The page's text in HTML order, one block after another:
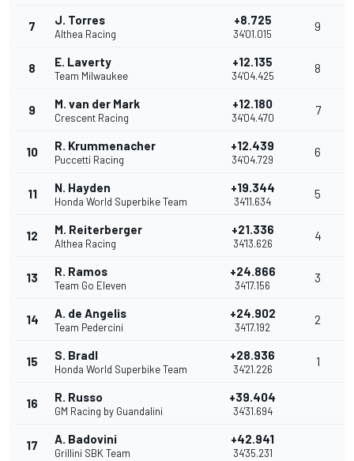
7 J. Torres
Althea Racing
+8.725
34'01.015
9
8 E. Laverty
Team Milwaukee
+12.135
34'04.425
8
9 M. van der Mark
Crescent Racing
+12.180
34'04.470
7
10 R. Krummenacher
Puccetti Racing
+12.439
34'04.729
6
11 N. Hayden
Honda World Superbike Team
+19.344
34'11.634
5
12 M. Reiterberger
Althea Racing
+21.336
34'13.626
4
13 R. Ramos
Team Go Eleven
+24.866
34'17.156
3
14 A. de Angelis
Team Pedercini
+24.902
34'17.192
2
15 S. Bradl
Honda World Superbike Team
+28.936
34'21.226
1
16 R. Russo
GM Racing by Guandalini
+39.404
34'31.694
17 A. Badovini
Grillini SBK Team
+42.941
34'35.231